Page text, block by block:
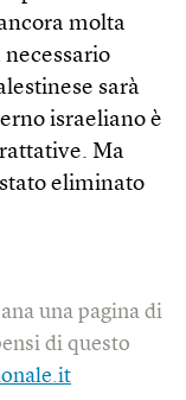
molta
sarà
israeliano è
Ma
eliminato
una pagina di
di questo